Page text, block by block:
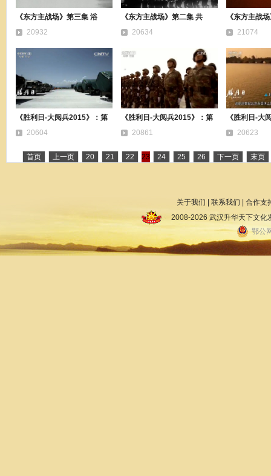
《东方主战场》第三集 浴
20932
《东方主战场》第二集 共
20634
《东方主战
21074
《胜利日-大阅兵2015》：第
20604
《胜利日-大阅兵2015》：第
20861
《胜利日-大
20623
首页 上一页 20 21 22 23 24 25 26 下一页 末页
关于我们 联系我们
合作支
2008-2026 武汉升华天下文
鄂公